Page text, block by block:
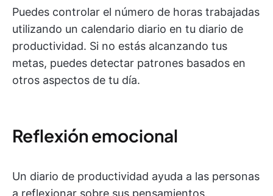
Puedes controlar el número de horas trabajadas
utilizando un calendario diario en tu diario de
productividad. Si no estás alcanzando tus
metas, puedes detectar patrones basados en
otros aspectos de tu día.
Reflexión emocional
Un diario de productividad ayuda a las personas
a reflexionar sobre sus pensamientos,